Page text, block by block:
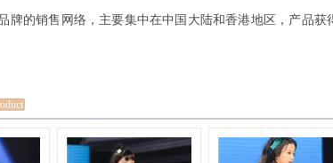
牌的销售网络，主要集中在中国大陆和香港地区，产品